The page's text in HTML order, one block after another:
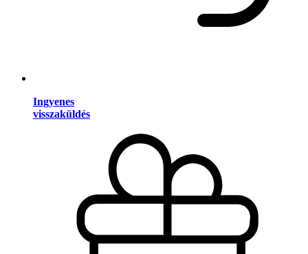
Ingyenes
visszaküldés